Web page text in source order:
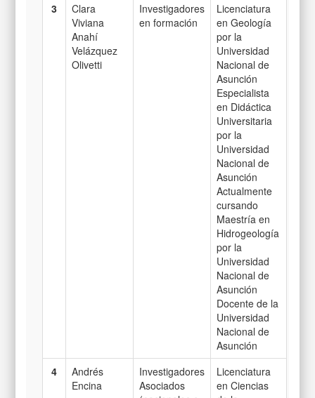
3
Clara
Viviana
Anahí
Velázquez
Olivetti
Investigadores
en formación
Licenciatura
en Geología
por la
Universidad
Nacional de
Asunción
Especialista
en Didáctica
Universitaria
por la
Universidad
Nacional de
Asunción
Actualmente
cursando
Maestría en
Hidrogeología
por la
Universidad
Nacional de
Asunción
Docente de la
Universidad
Nacional de
Asunción
4
Andrés
Encina
Investigadores
Asociados
Licenciatura
en Ciencias